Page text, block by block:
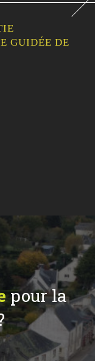
GUIDÉE DE
pour la